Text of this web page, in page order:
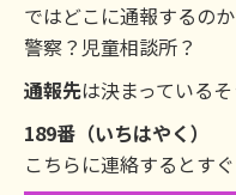
ではどこに通報するのか
警察？児童相談所？
通報先は決まっているそ
189番（いちはやく）
こちらに連絡するとす